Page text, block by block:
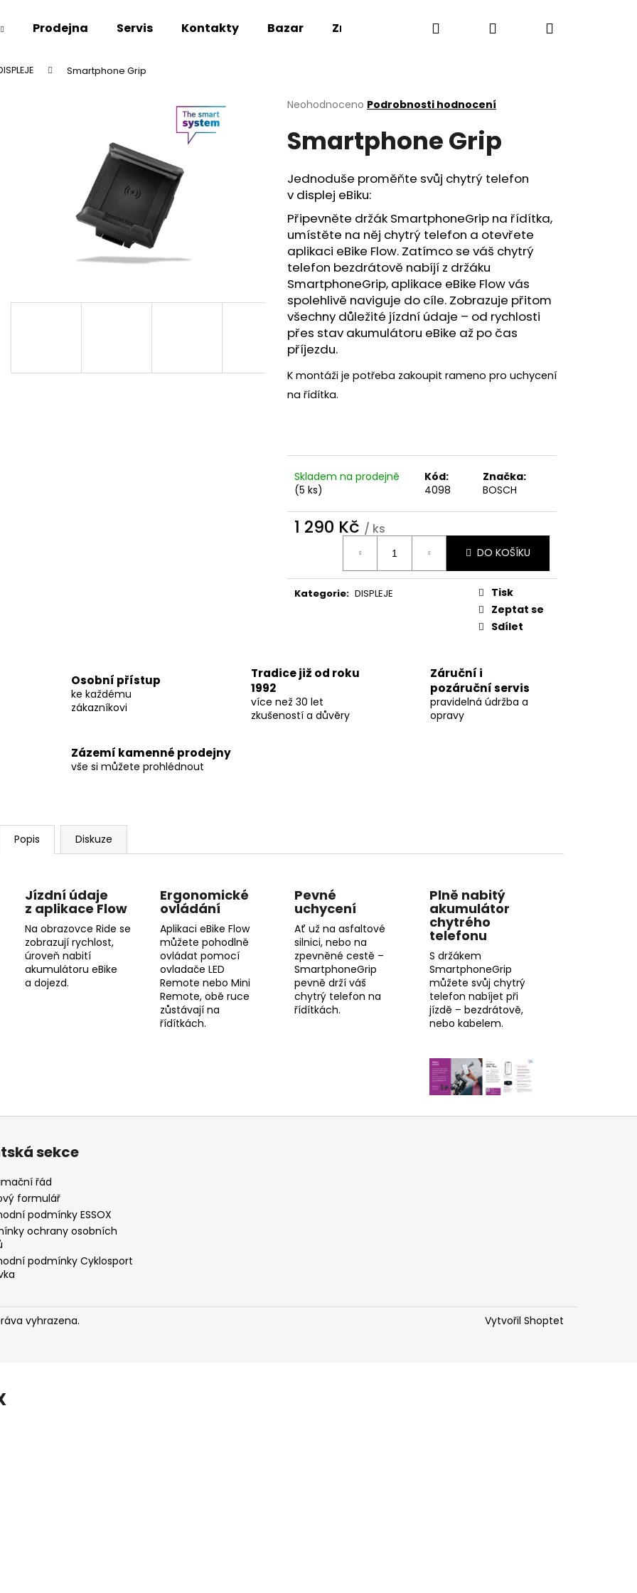
Prodejna Servis Kontakty Bazar Značky Hledat PřihlášeníNákupní
Smartphone Grip
Průměrné
produktu
je
5
hvězdiček.
Neohodnoceno Podrobnosti hodnocení
Smartphone Grip
Jednoduše proměňte svůj chytrý telefon
v displej eBiku:
Připevněte držák SmartphoneGrip na řídítka,
umístěte na něj chytrý telefon a otevřete
aplikaci eBike Flow. Zatímco se váš chytrý
telefon bezdrátově nabíjí z držáku
SmartphoneGrip, aplikace eBike Flow vás
spolehlivě naviguje do cíle. Zobrazuje přitom
všechny důležité jízdní údaje – od rychlosti
přes stav akumulátoru eBike až po čas
příjezdu.
K montáži je potřeba zakoupit rameno pro uchycení
na řídítka.
Skladem na prodejně
(5 ks)
Kód:
4098
Značka:
BOSCH
1 290 Kč / ks
DO KOŠÍKU
Kategorie: DISPLEJE
Tisk
Zeptat se
Sdílet
Osobní přístup
ke každému
zákazníkovi
Tradice již od roku
1992
více než 30 let
zkušeností a důvěry
Záruční i
pozáruční servis
pravidelná údržba a
opravy
Zázemí kamenné prodejny
vše si můžete prohlédnout
Popis Diskuze
Jízdní údaje
z aplikace Flow
Na obrazovce Ride se
zobrazují rychlost,
úroveň nabití
akumulátoru eBike
a dojezd.
Ergonomické
ovládání
Aplikaci eBike Flow
můžete pohodlně
ovládat pomocí
ovladače LED
Remote nebo Mini
Remote, obě ruce
zůstávají na
řídítkách.
Pevné
uchycení
Ať už na asfaltové
silnici, nebo na
zpevněné cestě –
SmartphoneGrip
pevně drží váš
chytrý telefon na
řídítkách.
Plně nabitý
akumulátor
chytrého
telefonu
S držákem
SmartphoneGrip
můžete svůj chytrý
telefon nabíjet při
jízdě – bezdrátově,
nebo kabelem.
Co potřebujete najít?
HLEDAT
Doporučujeme
sekce
řád
formulář
podmínky ESSOX
ochrany osobních
podmínky Cyklosport
Vytvořil Shoptet
vyhrazena.